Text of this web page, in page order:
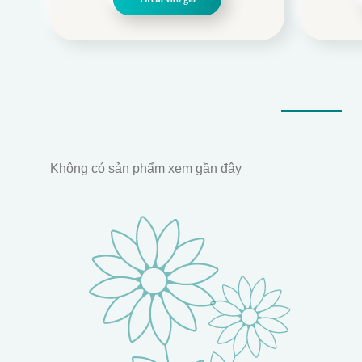
749.000.
là:
Không có sản phẩm xem gần đây